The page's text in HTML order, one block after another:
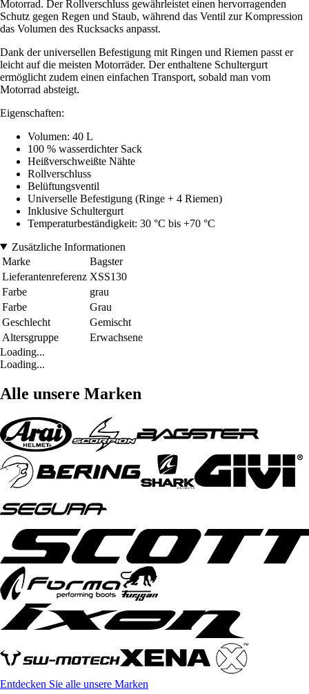
Motorrad. Der Rollverschluss gewährleistet einen hervorragenden
Schutz gegen Regen und Staub, während das Ventil zur Kompression
das Volumen des Rucksacks anpasst.
Dank der universellen Befestigung mit Ringen und Riemen passt er
leicht auf die meisten Motorräder. Der enthaltene Schultergurt
ermöglicht zudem einen einfachen Transport, sobald man vom
Motorrad absteigt.
Eigenschaften:
Volumen: 40 L
100 % wasserdichter Sack
Heißverschweißte Nähte
Rollverschluss
Belüftungsventil
Universelle Befestigung (Ringe + 4 Riemen)
Inklusive Schultergurt
Temperaturbeständigkeit: 30 °C bis +70 °C
Zusätzliche Informationen
Marke
Bagster
Lieferantenreferenz XSS130
Farbe
grau
Farbe
Grau
Geschlecht
Gemischt
Altersgruppe
Erwachsene
Loading...
Loading...
Alle unsere Marken
Entdecken Sie alle unsere Marken